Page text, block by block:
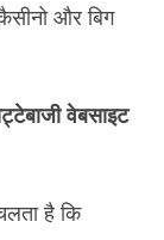
और बिग
वेबसाइट
है कि